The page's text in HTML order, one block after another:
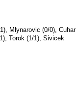
Mlynarovic (0/0), Cuhar
Torok (1/1), Sivicek